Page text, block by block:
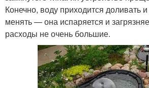
Конечно, воду приходится доливать
менять — она испаряется и
расходы не очень большие.